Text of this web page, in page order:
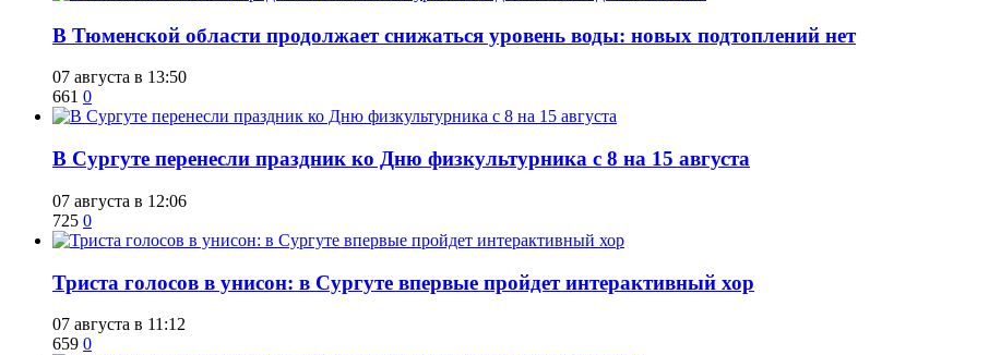
​В Тюменской области продолжает снижаться уровень воды: новых подтоплений нет
07 августа в 13:50
661 0
​В Сургуте перенесли праздник ко Дню физкультурника с 8 на 15 августа
07 августа в 12:06
725 0
​Триста голосов в унисон: в Сургуте впервые пройдет интерактивный хор
07 августа в 11:12
659 0